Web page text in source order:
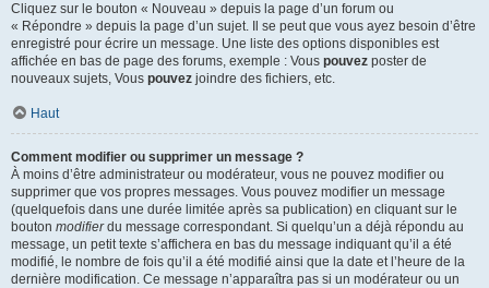
Cliquez sur le bouton « Nouveau » depuis la page d’un forum ou
« Répondre » depuis la page d’un sujet. Il se peut que vous ayez besoin d’être
enregistré pour écrire un message. Une liste des options disponibles est
affichée en bas de page des forums, exemple : Vous pouvez poster de
nouveaux sujets, Vous pouvez joindre des fichiers, etc.
Haut
Comment modifier ou supprimer un message ?
À moins d’être administrateur ou modérateur, vous ne pouvez modifier ou
supprimer que vos propres messages. Vous pouvez modifier un message
(quelquefois dans une durée limitée après sa publication) en cliquant sur le
bouton modifierdu message correspondant. Si quelqu’un a déjà répondu au
message, un petit texte s’affichera en bas du message indiquant qu’il a été
modifié, le nombre de fois qu’il a été modifié ainsi que la date et l’heure de la
dernière modification. Ce message n’apparaîtra pas si un modérateur ou un